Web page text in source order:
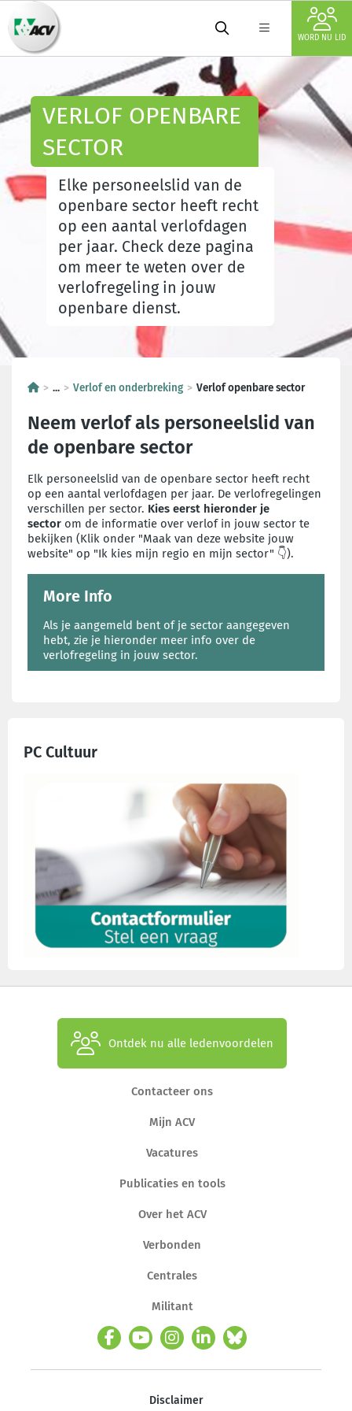
WORD NU LID
VERLOF OPENBARE
SECTOR
Elke personeelslid van de
openbare sector heeft recht
op een aantal verlofdagen
per jaar. Check deze pagina
om meer te weten over de
verlofregeling in jouw
openbare dienst.
... Verlof en onderbreking Verlof openbare sector
Neem verlof als personeelslid van
de openbare sector
Elk personeelslid van de openbare sector heeft recht
op een aantal verlofdagen per jaar. De verlofregelingen
verschillen per sector. Kies eerst hieronder je
sector om de informatie over verlof in jouw sector te
bekijken (Klik onder "Maak van deze website jouw
website" op "Ik kies mijn regio en mijn sector" 👇).
More Info
Als je aangemeld bent of je sector aangegeven
hebt, zie je hieronder meer info over de
verlofregeling in jouw sector.
PC Cultuur
Ontdek nu alle ledenvoordelen
Contacteer ons
Mijn ACV
Vacatures
Publicaties en tools
Over het ACV
Verbonden
Centrales
Militant
Disclaimer